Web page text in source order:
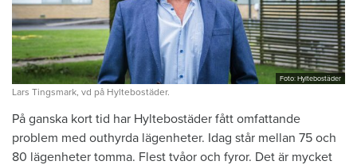
Foto: Hyltebostäder
Lars Tingsmark, vd på Hyltebostäder.
På ganska kort tid har Hyltebostäder fått omfattande
problem med outhyrda lägenheter. Idag står mellan 75 och
80 lägenheter tomma. Flest tvåor och fyror. Det är mycket